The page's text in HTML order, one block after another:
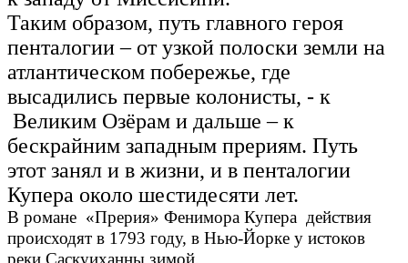
Таким образом, путь главного героя
пенталогии – от узкой полоски земли на
атлантическом побережье, где
высадились первые колонисты, - к
Великим Озёрам и дальше – к
бескрайним западным прериям. Путь
этот занял и в жизни, и в пенталогии
Купера около шестидесяти лет.
В романе «Прерия» Фенимора Купера действия
происходят в 1793 году, в Нью-Йорке у истоков
реки Саскуиханны зимой.